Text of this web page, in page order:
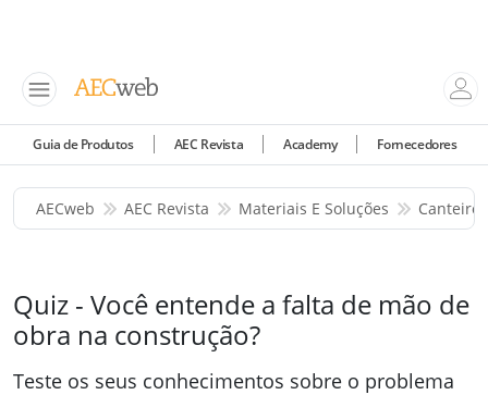
Guia de Produtos AEC Revista Academy Fornecedores
AECweb AEC Revista Materiais E Soluções Canteiro
Quiz - Você entende a falta de mão de
obra na construção?
Teste os seus conhecimentos sobre o problema